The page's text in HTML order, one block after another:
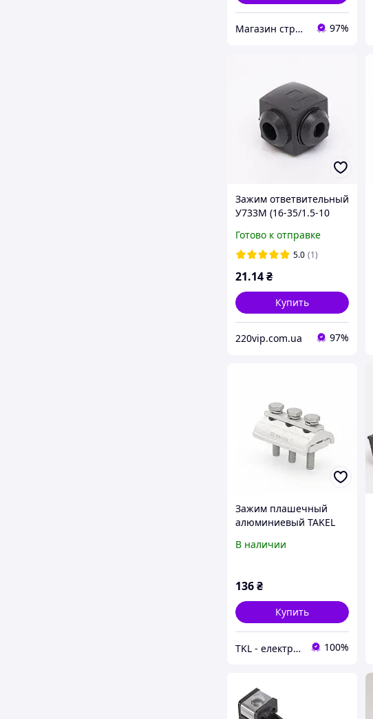
Магазин строительных материалов "СТРОИМ ВМЕСТЕ" 97%
Зажим ответвительный
У733М (16-35/1.5-10
кабельный
разветвитель 503571
Готово к отправке
5.0 (1)
21.14₴
Купить
220vip.com.ua 97%
Зажим плашечный
алюминиевый TAKEL
(517711)
В наличии
136₴
Купить
TKL - електрообладнання 100%